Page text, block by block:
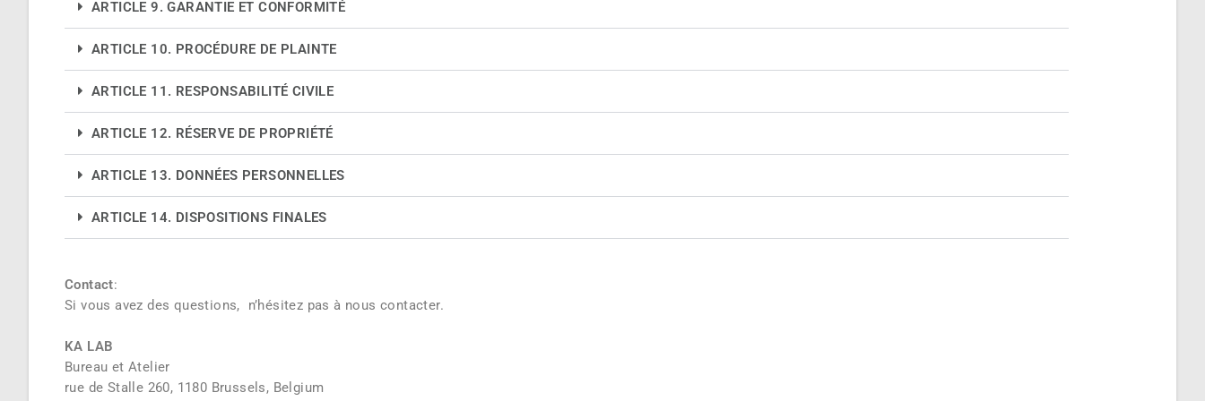
ARTICLE 9. GARANTIE ET CONFORMITÉ
ARTICLE 10. PROCÉDURE DE PLAINTE
ARTICLE 11. RESPONSABILITÉ CIVILE
ARTICLE 12. RÉSERVE DE PROPRIÉTÉ
ARTICLE 13. DONNÉES PERSONNELLES
ARTICLE 14. DISPOSITIONS FINALES
Contact:
Si vous avez des questions, n’hésitez pas à nous contacter.
KA LAB
Bureau et Atelier
rue de Stalle 260, 1180 Brussels, Belgium